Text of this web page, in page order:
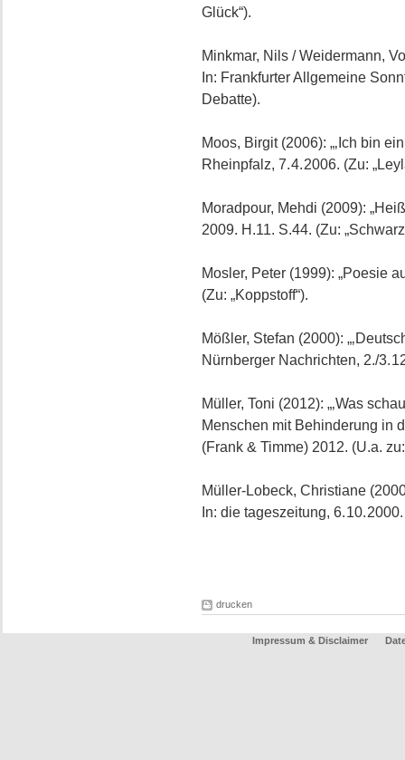
Glück“).
Minkmar, Nils / Weidermann,
In: Frankfurter Allgemeine
Debatte).
Moos, Birgit (2006): „‚Ich bin
Rheinpfalz, 7. 4. 2006. (Zu:
Moradpour, Mehdi (2009):
2009. H.11. S.44. (Zu:
Mosler, Peter (1999): „Poesie
(Zu: „Koppstoff“).
Mößler, Stefan (2000):
Nürnberger Nachrichten, 2./3.
Müller, Toni (2012): „‚Was
Menschen mit Behinderung in
(Frank & Timme) 2012. (U.a.
Müller-Lobeck, Christiane
In: die tageszeitung, 6. 10. 2000.
drucken
Impressum & Disclaimer